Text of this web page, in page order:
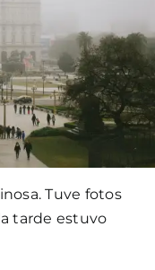
Tuve fotos
tarde estuvo